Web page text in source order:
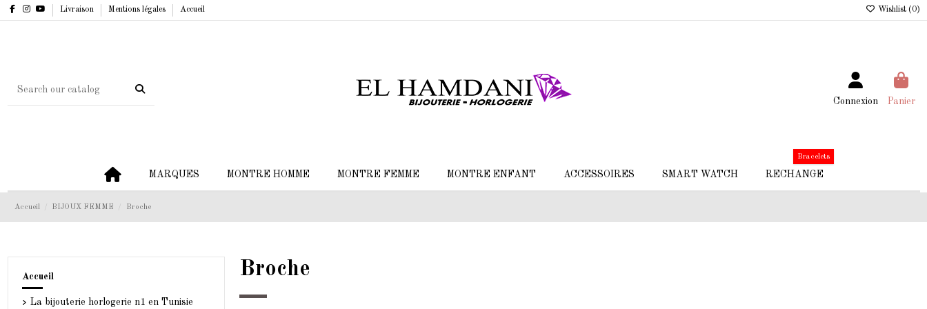
Livraison Mentions légales Accueil Wishlist (0)
Connexion Panier
MARQUES MONTRE HOMME MONTRE FEMME MONTRE ENFANT ACCESSOIRES SMART WATCH RECHANGE
Bracelets
Accueil BIJOUX FEMME Broche
Broche
Accueil
La bijouterie horlogerie n1 en Tunisie